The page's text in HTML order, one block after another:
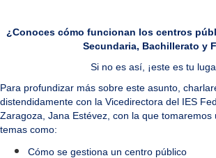
¿Conoces cómo funcionan los centros
Secundaria, Bachillerato y
Si no es así, ¡este es tu
Para profundizar más sobre este asunto,
distendidamente con la Vicedirectora del IES
Zaragoza, Jana Estévez, con la que tomaremos
temas como:
Cómo se gestiona un centro público